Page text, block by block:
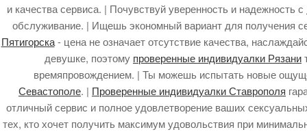
и качества сервиса. | Почувствуй уверенность и надежность с
обслуживание. | Ищешь экономный вариант для получения
Пятигорска- цена не означает отсутствие качества,
девушке, поэтому проверенные индивидуалки Рязани
времяпровождением. | Ты можешь испытать новые
Севастополе. | Проверенные индивидуалки Ставрополя
отличный сервис и полное удовлетворение ваших
тех, кто хочет получить максимум удовольствия при